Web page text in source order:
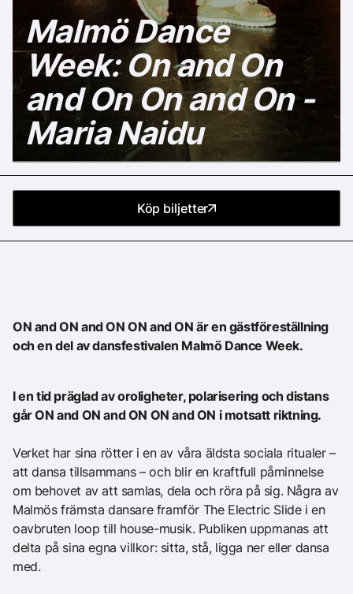
Malmö Dance
Week: On and On
and On On and On -
Maria Naidu
Köp biljetter
ON and ON and ON ON and ON är en gästföreställning
och en del av dansfestivalen Malmö Dance Week.
I en tid präglad av oroligheter, polarisering och distans
går ON and ON and ON ON and ON i motsatt riktning.
Verket har sina rötter i en av våra äldsta sociala ritualer –
att dansa tillsammans – och blir en kraftfull påminnelse
om behovet av att samlas, dela och röra på sig. Några av
Malmös främsta dansare framför The Electric Slide i en
oavbruten loop till house-musik. Publiken uppmanas att
delta på sina egna villkor: sitta, stå, ligga ner eller dansa
med.